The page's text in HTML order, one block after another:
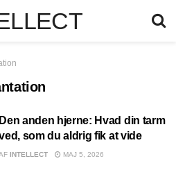
Den anden hjerne: Hvad din tarm
som du aldrig fik at vide
INTELLECT MAJ 5, 2026